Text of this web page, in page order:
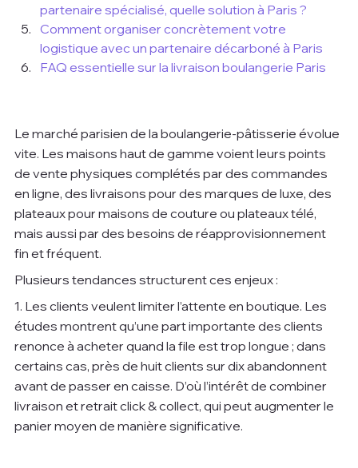
partenaire spécialisé, quelle solution à Paris ?
Comment organiser concrètement votre
logistique avec un partenaire décarboné à Paris
FAQ essentielle sur la livraison boulangerie Paris
Le marché parisien de la boulangerie-pâtisserie évolue
vite. Les maisons haut de gamme voient leurs points
de vente physiques complétés par des commandes
en ligne, des livraisons pour des marques de luxe, des
plateaux pour maisons de couture ou plateaux télé,
mais aussi par des besoins de réapprovisionnement
fin et fréquent.
Plusieurs tendances structurent ces enjeux :
1. Les clients veulent limiter l’attente en boutique. Les
études montrent qu’une part importante des clients
renonce à acheter quand la file est trop longue ; dans
certains cas, près de huit clients sur dix abandonnent
avant de passer en caisse. D’où l’intérêt de combiner
livraison et retrait click & collect, qui peut augmenter le
panier moyen de manière significative.